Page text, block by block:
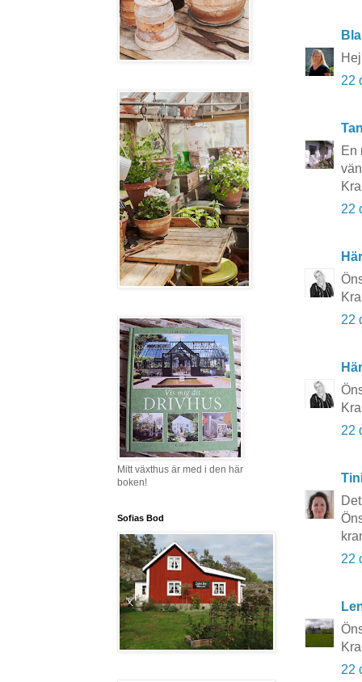
22
En
22
22
22
22
22
Mitt växthus är med i den här
boken!
Sofias Bod